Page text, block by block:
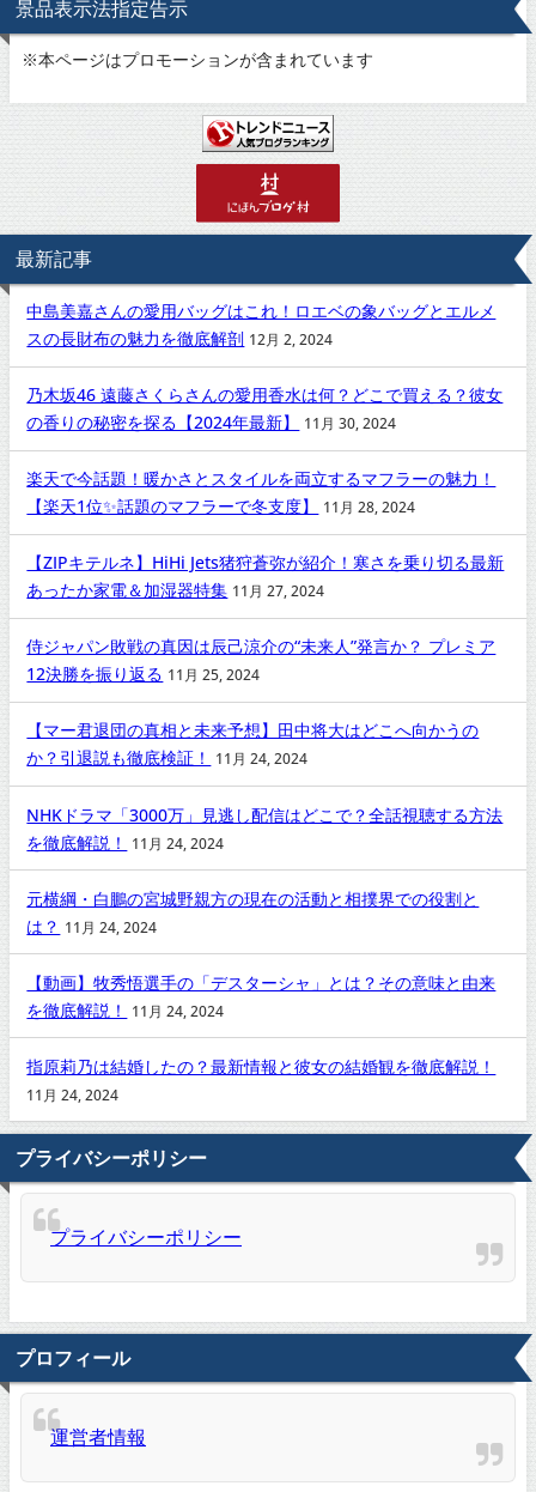
景品表示法指定告示
※本ページはプロモーションが含まれています
最新記事
中島美嘉さんの愛用バッグはこれ！ロエベの象バッグとエルメ
スの長財布の魅力を徹底解剖 12月 2, 2024
乃木坂46 遠藤さくらさんの愛用香水は何？どこで買える？彼女
の香りの秘密を探る【2024年最新】
11月 30, 2024
楽天で今話題！暖かさとスタイルを両立するマフラーの魅力！
【楽天1位✨話題のマフラーで冬支度】
11月 28, 2024
【ZIPキテルネ】HiHi Jets猪狩蒼弥が紹介！寒さを乗り切る最新
あったか家電＆加湿器特集 11月 27, 2024
侍ジャパン敗戦の真因は辰己涼介の“未来人”発言か？ プレミア
12決勝を振り返る 11月 25, 2024
【マー君退団の真相と未来予想】田中将大はどこへ向かうの
か？引退説も徹底検証！
11月 24, 2024
NHKドラマ「3000万」見逃し配信はどこで？全話視聴する方法
を徹底解説！
11月 24, 2024
元横綱・白鵬の宮城野親方の現在の活動と相撲界での役割と
は？ 11月 24, 2024
【動画】牧秀悟選手の「デスターシャ」とは？その意味と由来
を徹底解説！
11月 24, 2024
指原莉乃は結婚したの？最新情報と彼女の結婚観を徹底解説！
11月 24, 2024
プライバシーポリシー
プライバシーポリシー
プロフィール
運営者情報